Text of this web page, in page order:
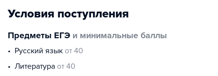
Условия поступления
Предметы ЕГЭ и минимальные баллы
русский язык от 40
литература от 40